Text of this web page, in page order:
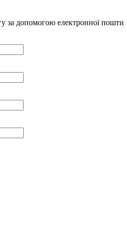
за допомогою електронної пошти